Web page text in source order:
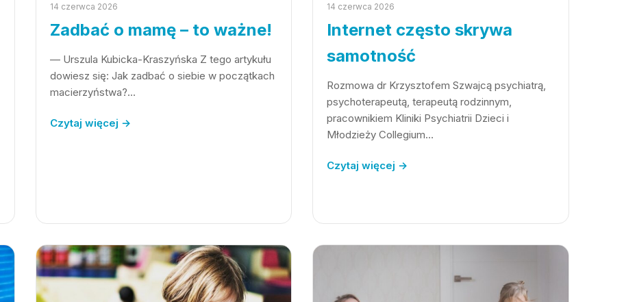
14 czerwca 2026
Zadbać o mamę – to ważne!
— Urszula Kubicka-Kraszyńska Z tego artykułu
dowiesz się: Jak zadbać o siebie w początkach
macierzyństwa?…
Czytaj więcej →
14 czerwca 2026
Internet często skrywa
samotność
Rozmowa dr Krzysztofem Szwajcą psychiatrą,
psychoterapeutą, terapeutą rodzinnym,
pracownikiem Kliniki Psychiatrii Dzieci i
Młodzieży Collegium…
Czytaj więcej →